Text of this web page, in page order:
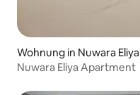
Wohnung in Nuwara Eliya
Nuwara Eliya Apartment